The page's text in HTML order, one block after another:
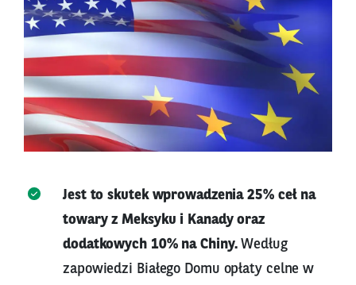
Jest to skutek wprowadzenia 25% ceł na
towary z Meksyku i Kanady oraz
dodatkowych 10% na Chiny.Według
zapowiedzi Białego Domu opłaty celne w